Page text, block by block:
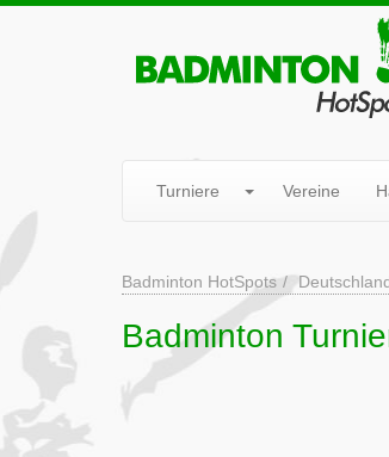
Turniere Vereine
Badminton HotSpots
Badminton